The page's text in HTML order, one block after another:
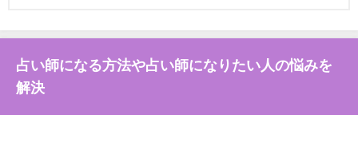
占い師になる方法や占い師になりたい人の悩みを
解決